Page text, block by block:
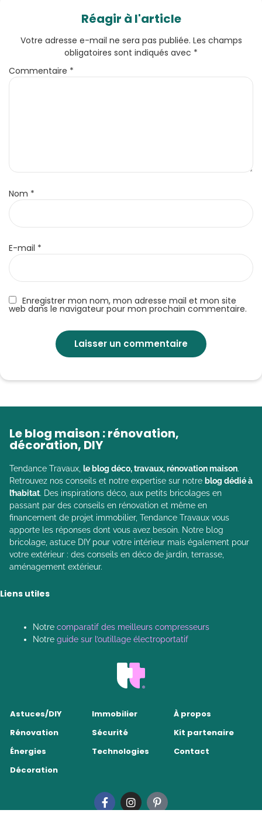
Réagir à l'article
Enregistrer mon nom, mon adresse mail et mon site
web dans le navigateur pour mon prochain commentaire.
Votre adresse e-mail ne sera pas publiée. Les champs
obligatoires sont indiqués avec *
Commentaire *
Nom *
E-mail *
Le blog maison : rénovation,
décoration, DIY
Tendance Travaux, le blog déco, travaux, rénovation maison.
Retrouvez nos conseils et notre expertise sur notre blog dédié à
l’habitat. Des inspirations déco, aux petits bricolages en
passant par des conseils en rénovation et même en
financement de projet immobilier, Tendance Travaux vous
apporte les réponses dont vous avez besoin. Notre blog
bricolage, astuce DIY pour votre intérieur mais également pour
votre extérieur : des conseils en déco de jardin, terrasse,
aménagement extérieur.
Liens utiles
Notre comparatif des meilleurs compresseurs
Notre guide sur l’outillage électroportatif
Astuces/DIY
Rénovation
Énergies
Décoration
Immobilier
Sécurité
Technologies
À propos
Kit partenaire
Contact